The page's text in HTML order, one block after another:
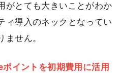
がとても大きいことがわか
ィ導入のネックとなってい
ません。
ポイントを初期費用に活用